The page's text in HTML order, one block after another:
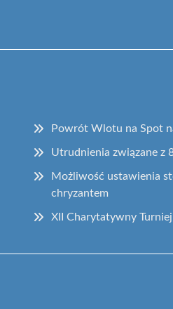
Powrót Wlotu na Spot
Utrudnienia związane z
Możliwość ustawienia
chryzantem
XII Charytatywny